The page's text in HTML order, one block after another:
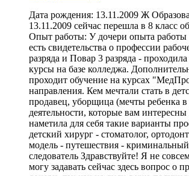
Дата рождения: 13.11.2009 Ж
13.11.2009 сейчас перешла в 8 класс
Опыт работы: У дочери опыта работы
есть свидетельства о профессии
разряда и Повар 3 разряда -
курсы на базе колледжа.
проходит обучение на курсах
направления. Кем мечтали стать в
продавец, уборщица (мечты ребенка
деятельности, которые вам
наметила для себя такие варианты
детский хирург - стоматолог,
модель - путешествия -
следователь Здравствуйте! Я не
могу задавать сейчас здесь вопрос о